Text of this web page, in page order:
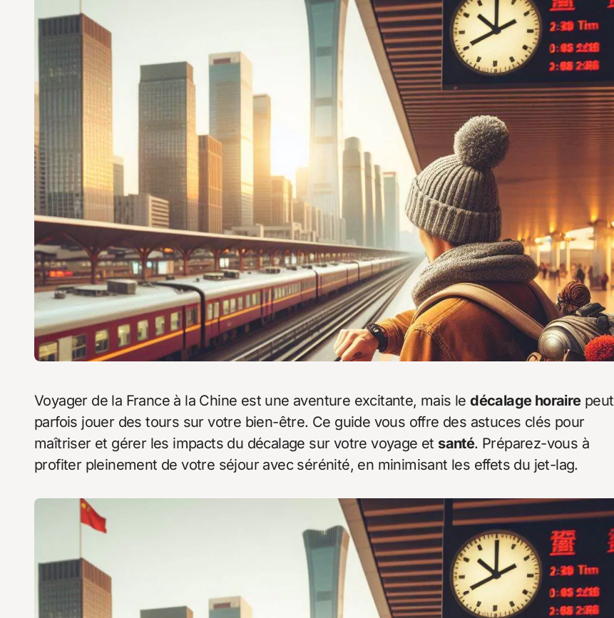
Voyager de la France à la Chine est une aventure excitante, mais ledécalage horairepeut
parfois jouer des tours sur votre bien-être. Ce guide vous offre des astuces clés pour
maîtriser et gérer les impacts du décalage sur votre voyage et santé. Préparez-vous à
profiter pleinement de votre séjour avec sérénité, en minimisant les effets du jet-lag.